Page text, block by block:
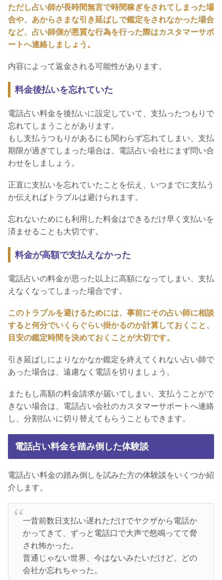
ただし占い師が長時間無言で時間稼ぎをされてしまった場
合や、あからさまな引き延ばしで鑑定をされなかった場合
など、占い師側が悪質な行為を行った際はカスタマーサポ
ートへ連絡しましょう。
内容によって返金される可能性があります。
料金後払いを忘れていた
電話占い料金を後払いに設定していて、支払ったつもりで
忘れてしまうことがあります。
もし支払うつもりがあるにも関わらず忘れてしまい、支払
期限が過ぎてしまった場合は、電話占い会社にまず問い合
わせをしましょう。
正直に支払いを忘れていたことを伝え、いつまでに支払う
か伝えればトラブルは避けられます。
忘れないためにも利用した料金はできるだけ早く支払いを
済ませることも大切です。
料金が高額で支払えなかった
電話占いの料金が思った以上に高額になってしまい、支払
えなくなってしまった場合です。
このトラブルを避けるためには、事前にその占い師に相談
すると何分でいくらぐらい掛かるのか計算しておくこと、
目安の鑑定時間を決めておくことが大切です。
引き延ばしによりなかなか鑑定を終えてくれない占い師で
あった場合は、遠慮なく電話を切りましょう。
またもし高額の料金請求が届いてしまい、支払うことがで
きない場合は、電話占い会社のカスタマーサポートへ連絡
し、分割払いに切り替えてもらうこともできます。
電話占い料金を踏み倒した体験談
電話占い料金の踏み倒しを試みた方の体験談をいくつか紹
介します。
一昔前数日支払い遅れただけでヤクザから電話か
かってきて、ずっと電話口で大声で怒鳴ってて脅
され怖かった。
普通じゃない世界、今はないみたいだけど。どの
会社か忘れちゃった。